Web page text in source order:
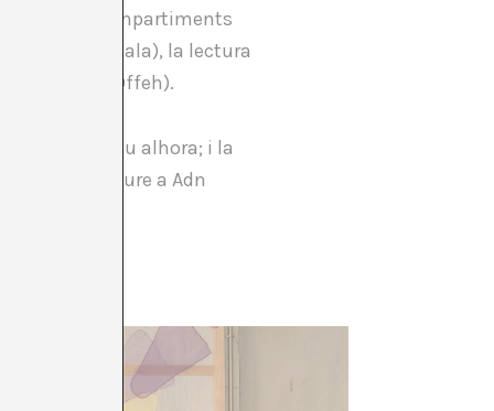
els compartiments
(Pilvi Takala), la lectura
(Harold Offeh).
crític i festiu alhora; i la
se, xerrar i riure a Adn